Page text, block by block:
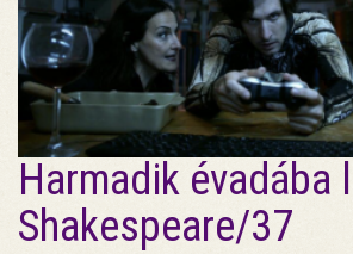
Harmadik évadába
Shakespeare/37